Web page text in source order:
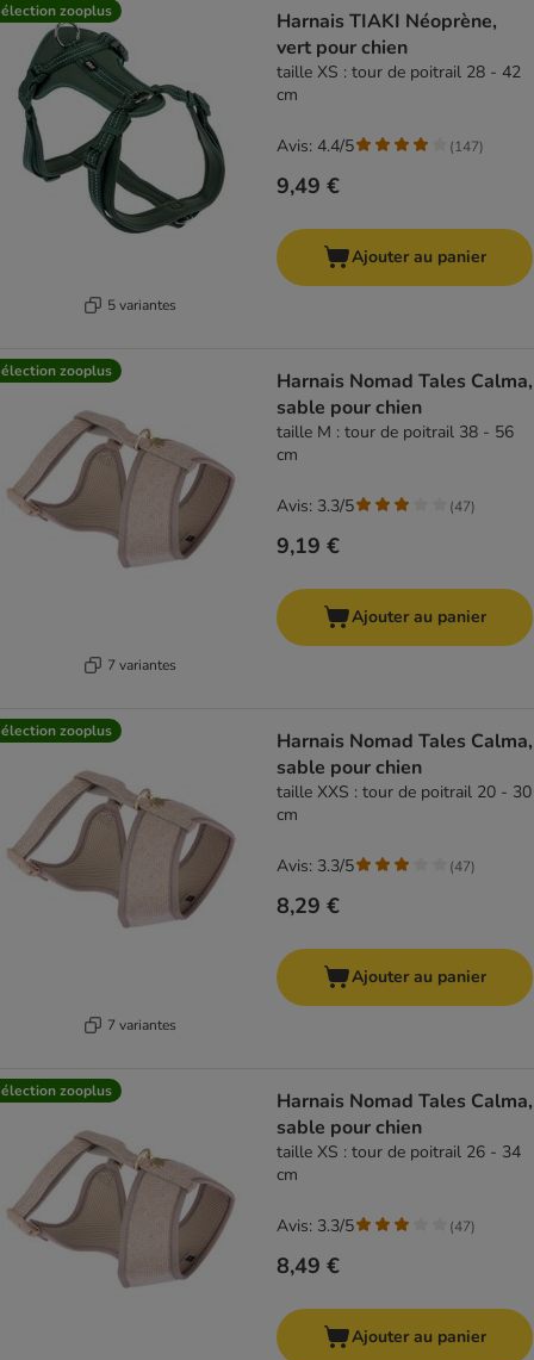
zooplus
5 variantes
Harnais TIAKI Néoprène,
vert pour chien
taille XS : tour de poitrail 28 - 42
cm
9,49 €
Avis: 4.4/5 (147)
Ajouter au panier
zooplus
7 variantes
Harnais Nomad Tales Calma,
sable pour chien
taille M : tour de poitrail 38 - 56
cm
9,19 €
Avis: 3.3/5 (47)
Ajouter au panier
zooplus
7 variantes
Harnais Nomad Tales Calma,
sable pour chien
taille XXS : tour de poitrail 20 - 30
cm
8,29 €
Avis: 3.3/5 (47)
Ajouter au panier
zooplus
Harnais Nomad Tales Calma,
sable pour chien
taille XS : tour de poitrail 26 - 34
cm
8,49 €
Avis: 3.3/5 (47)
Ajouter au panier